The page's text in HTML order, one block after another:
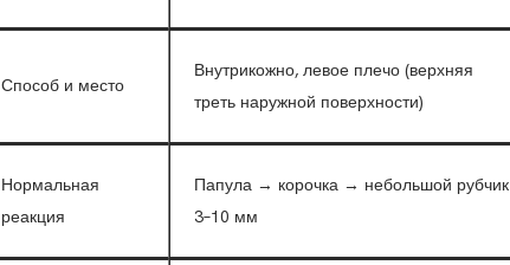
Способ и место
Внутрикожно, левое плечо (верхняя
треть наружной поверхности)
Нормальная
реакция
Папула → корочка → небольшой рубчик
3–10 мм